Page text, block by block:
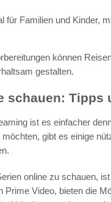
für Familien und Kinder,
können
gestalten.
schauen: Tipps
ist es einfacher
gibt es einige
online zu schauen,
Prime Video, bieten die